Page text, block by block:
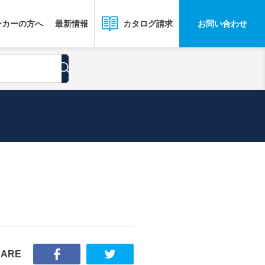
ーの方へ 最新情報 カタログ請求 お問い合わせ